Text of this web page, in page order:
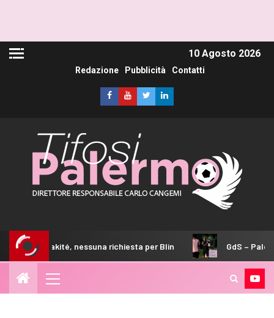
10 Agosto 2026
Redazione Pubblicità Contatti
nessuna richiesta per Blin GdS – Palermo, il 4-2-3-1